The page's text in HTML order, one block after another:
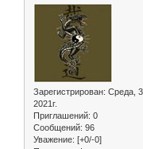
Зарегистрирован: Среда,
2021г.
Приглашений: 0
Сообщений: 96
Уважение: [+0/-0]